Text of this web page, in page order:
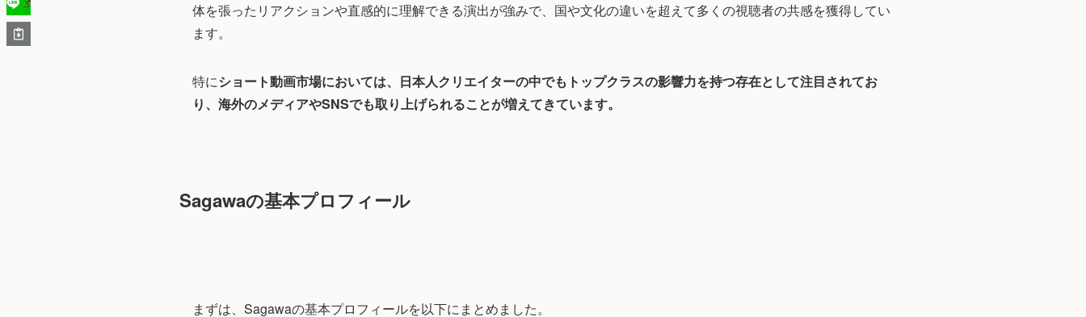
体を張ったリアクションや直感的に理解できる演出が強みで、国や文化の違いを超えて多くの視聴者の共感を獲得してい
ます。
特にショート動画市場においては、日本人クリエイターの中でもトップクラスの影響力を持つ存在として注目されてお
り、海外のメディアやSNSでも取り上げられることが増えてきています。
Sagawaの基本プロフィール
まずは、Sagawaの基本プロフィールを以下にまとめました。